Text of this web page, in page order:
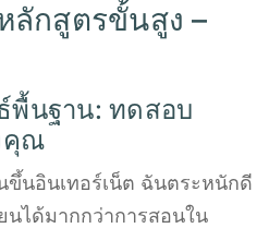
ลักสูตรขั้นสูง –
พื้นฐาน: ทดสอบ
คุณ
ขึ้นอินเทอร์เน็ต ฉันตระหนักดี
นได้มากกว่าการสอนใน